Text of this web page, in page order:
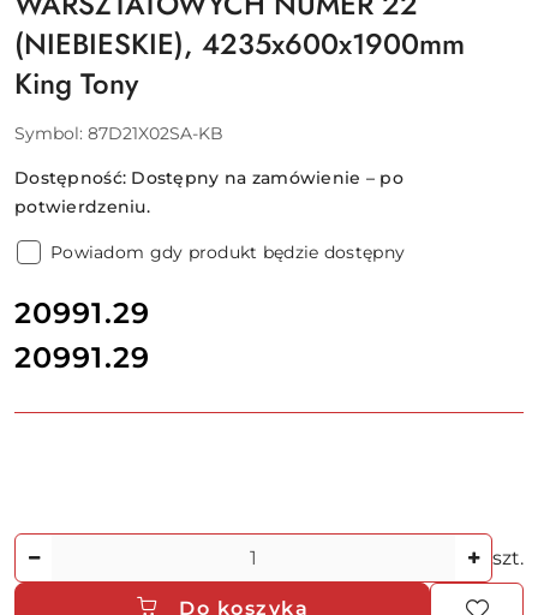
(NIEBIESKIE), 4235x600x1900mm
King Tony
Symbol: 87D21X02SA-KB
Dostępność: Dostępny na zamówienie – po
potwierdzeniu.
Powiadom gdy produkt będzie dostępny
cena:
20991.29
Cena:
20991.29
szt.
Do koszyka